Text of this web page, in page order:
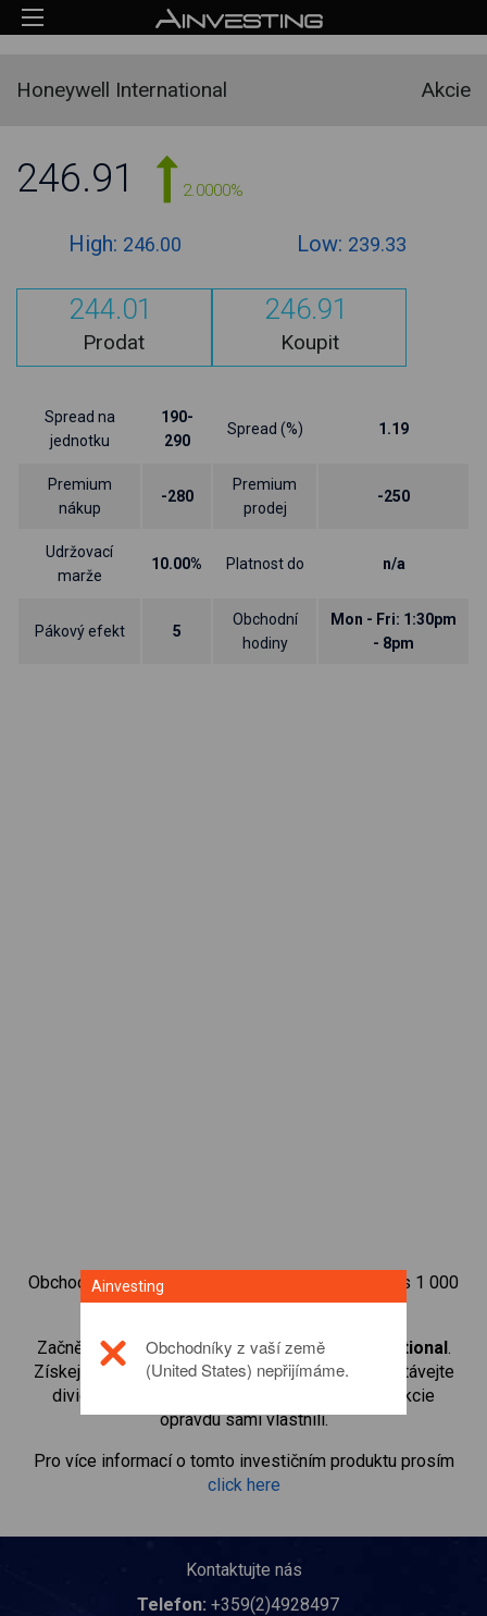
Honeywell International Akcie
246.91 2.0000%
High: 246.00 Low: 239.33
244.01
Prodat
246.91
Koupit
Spread na
jednotku
190-
290
Spread (%) 1.19
Premium
nákup
-280
Premium
prodej
-250
Udržovací
marže
10.00% Platnost do n/a
Pákový efekt 5
Obchodní
hodiny
Mon - Fri: 1:30pm
- 8pm
Obchodujte na obchodní platformě Ainvesting přes 1 000
mezinárodních akcií.
Začněte obchodovat CFD naHoneywell International.
Získejte přístup ke kurzům v reálném čase a dostávejte
dividendy stejným způsobem, jako kdybyste akcie
opravdu sami vlastnili.
Pro více informací o tomto investičním produktu prosím
click here
Kontaktujte nás
Telefon: +359(2)4928497
Ainvesting
Obchodníky z vaší země
(United States) nepřijímáme.